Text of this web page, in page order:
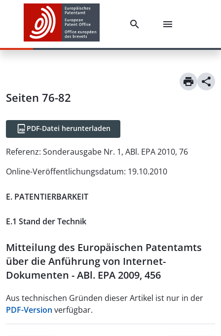
Seiten 76-82
PDF-Datei herunterladen
Referenz: Sonderausgabe Nr. 1, ABl. EPA 2010, 76
Online-Veröffentlichungsdatum: 19.10.2010
E. PATENTIERBARKEIT
E.1 Stand der Technik
Mitteilung des Europäischen Patentamts
über die Anführung von Internet-
Dokumenten - ABl. EPA 2009, 456
Aus technischen Gründen dieser Artikel ist nur in der
PDF-Version verfügbar.